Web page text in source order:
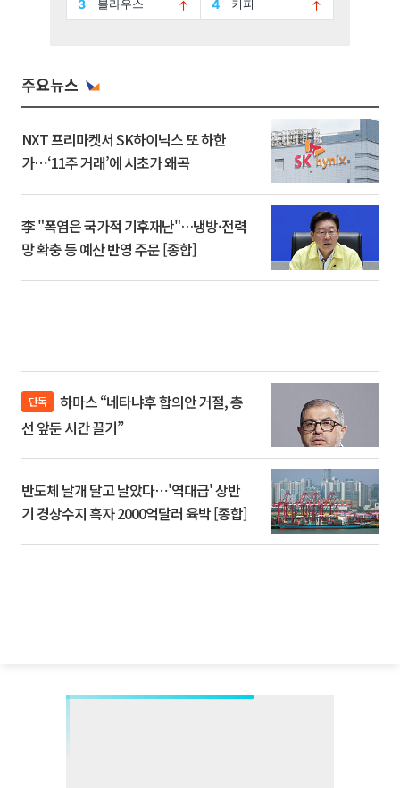
주요뉴스
NXT 프리마켓서 SK하이닉스 또 하한
가⋯‘11주 거래’에 시초가 왜곡
李 "폭염은 국가적 기후재난"…냉방·전력
망 확충 등 예산 반영 주문 [종합]
단독
선 앞둔 시간 끌기”
반도체 날개 달고 날았다⋯'역대급' 상반
기 경상수지 흑자 2000억달러 육박 [종합]